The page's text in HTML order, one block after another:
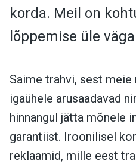
korda. Meil on
lõppemise üle
Saime trahvi, sest
igaühele arusaadavad
hinnangul jätta mõnele
garantiist. Iroonilisel
reklaamid, mille eest